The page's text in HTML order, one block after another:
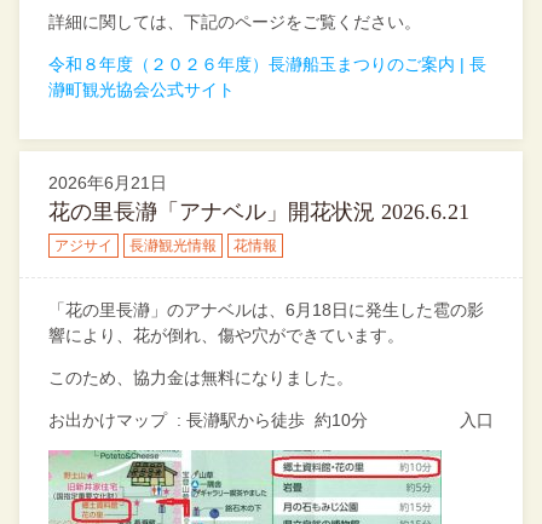
詳細に関しては、下記のページをご覧ください。
令和８年度（２０２６年度）長瀞船玉まつりのご案内 | 長
瀞町観光協会公式サイト
2026年6月21日
花の里長瀞「アナベル」開花状況 2026.6.21
アジサイ 長瀞観光情報 花情報
「花の里長瀞」のアナベルは、6月18日に発生した雹の影
響により、花が倒れ、傷や穴ができています。
このため、協力金は無料になりました。
お出かけマップ : 長瀞駅から徒歩 約10分 入口